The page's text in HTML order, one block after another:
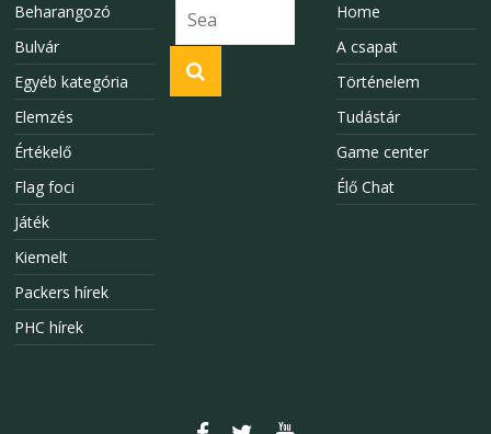
Beharangozó
Bulvár
Egyéb kategória
Elemzés
Értékelő
Flag foci
Játék
Kiemelt
Packers hírek
PHC hírek
Home
A csapat
Történelem
Tudástár
Game center
Élő Chat